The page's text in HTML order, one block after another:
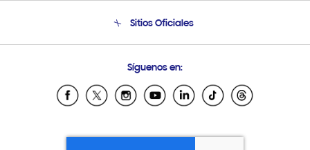
Soporte vía eMail
Sitios Oficiales
Samsung Ecuador
Samsung El Salvador
Samsung Honduras
Síguenos en: